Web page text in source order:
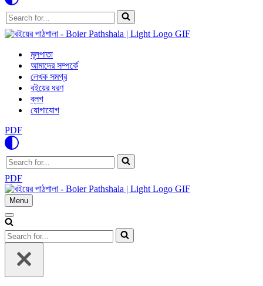
Search
for...
মূলপাতা
আমাদের সম্পর্কে
লেখক সমগ্র
বইয়ের ধরণ
ব্লগ
যোগাযোগ
PDF
Search
for...
PDF
Menu
Navigation
Navigation
Menu
Search
for...